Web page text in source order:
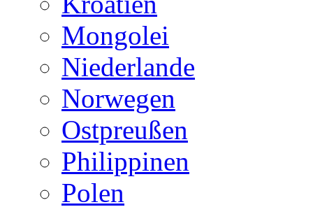
Mongolei
Niederlande
Norwegen
Ostpreußen
Philippinen
Polen